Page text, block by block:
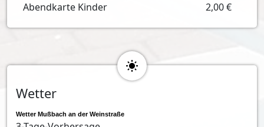
Abendkarte Kinder
2,00 €
Wetter
Wetter Mußbach an der Weinstraße